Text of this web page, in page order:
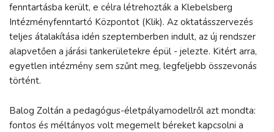
fenntartásba került, e célra létrehozták a Klebelsberg
Intézményfenntartó Központot (Klik). Az oktatásszervezés
teljes átalakítása idén szeptemberben indult, az új rendszer
alapvetően a járási tankerületekre épül - jelezte. Kitért arra,
egyetlen intézmény sem szűnt meg, legfeljebb összevonás
történt.
Balog Zoltán a pedagógus-életpályamodellről azt mondta:
fontos és méltányos volt megemelt béreket kapcsolni a